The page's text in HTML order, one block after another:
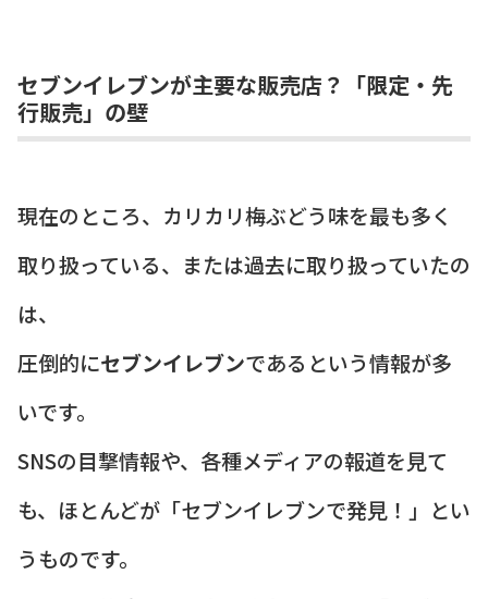
セブンイレブンが主要な販売店？「限定・先
行販売」の壁
現在のところ、カリカリ梅ぶどう味を最も多く
取り扱っている、または過去に取り扱っていたの
は、
圧倒的にセブンイレブンであるという情報が多
いです。
SNSの目撃情報や、各種メディアの報道を見て
も、ほとんどが「セブンイレブンで発見！」とい
うものです。